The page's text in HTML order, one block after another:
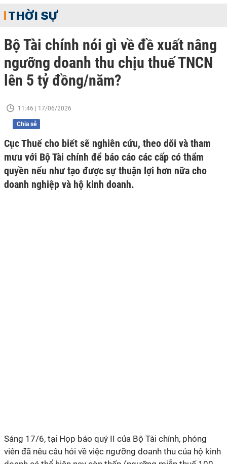
THỜI SỰ
Bộ Tài chính nói gì về đề xuất nâng
ngưỡng doanh thu chịu thuế TNCN
lên 5 tỷ đồng/năm?
11:46 | 17/06/2026
Chia sẻ
Cục Thuế cho biết sẽ nghiên cứu, theo dõi và tham
mưu với Bộ Tài chính để báo cáo các cấp có thẩm
quyền nếu như tạo được sự thuận lợi hơn nữa cho
doanh nghiệp và hộ kinh doanh.
Sáng 17/6, tại Họp báo quý II của Bộ Tài chính, phóng
viên đã nêu câu hỏi về việc ngưỡng doanh thu của hộ kinh